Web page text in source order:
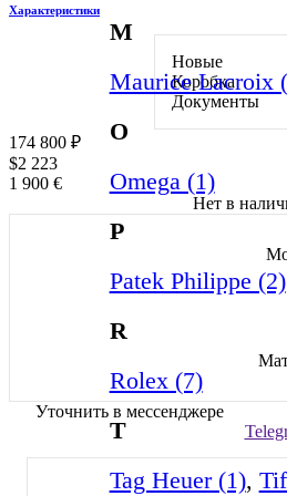
M
Maurice Lacroix
O
Omega (1)
P
Patek Philippe (2)
R
Rolex (7)
T
Tag Heuer (1),
Характеристики
Новые
Коробка
Документы
174 800 ₽
$2 223
1 900 €
Нет в
Уточнить в мессенджере